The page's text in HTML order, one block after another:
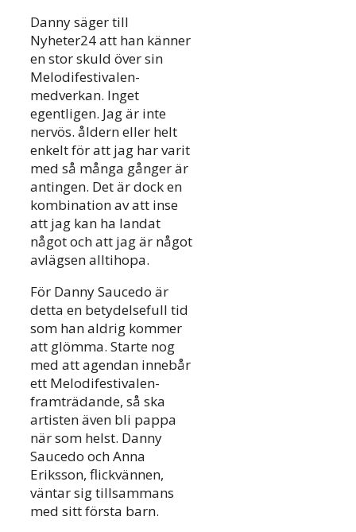
Danny säger till
Nyheter24 att han känner
en stor skuld över sin
Melodifestivalen-
medverkan. Inget
egentligen. Jag är inte
nervös. åldern eller helt
enkelt för att jag har varit
med så många gånger är
antingen. Det är dock en
kombination av att inse
att jag kan ha landat
något och att jag är något
avlägsen alltihopa.
För Danny Saucedo är
detta en betydelsefull tid
som han aldrig kommer
att glömma. Starte nog
med att agendan innebår
ett Melodifestivalen-
framträdande, så ska
artisten även bli pappa
när som helst. Danny
Saucedo och Anna
Eriksson, flickvännen,
väntar sig tillsammans
med sitt första barn.